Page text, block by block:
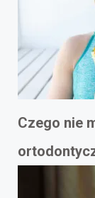
Czego nie